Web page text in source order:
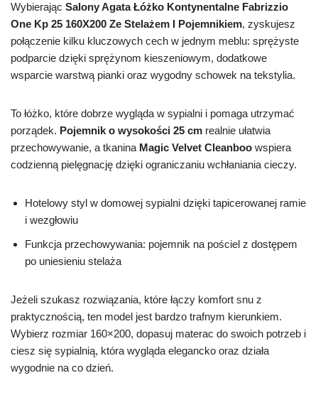
Wybierając Salony Agata Łóżko Kontynentalne Fabrizzio
One Kp 25 160X200 Ze Stelażem I Pojemnikiem, zyskujesz
połączenie kilku kluczowych cech w jednym meblu: sprężyste
podparcie dzięki sprężynom kieszeniowym, dodatkowe
wsparcie warstwą pianki oraz wygodny schowek na tekstylia.
To łóżko, które dobrze wygląda w sypialni i pomaga utrzymać
porządek. Pojemnik o wysokości 25 cm realnie ułatwia
przechowywanie, a tkanina Magic Velvet Cleanboo wspiera
codzienną pielęgnację dzięki ograniczaniu wchłaniania cieczy.
Hotelowy styl w domowej sypialni dzięki tapicerowanej ramie
i wezgłowiu
Funkcja przechowywania: pojemnik na pościel z dostępem
po uniesieniu stelaża
Jeżeli szukasz rozwiązania, które łączy komfort snu z
praktycznością, ten model jest bardzo trafnym kierunkiem.
Wybierz rozmiar 160×200, dopasuj materac do swoich potrzeb i
ciesz się sypialnią, która wygląda elegancko oraz działa
wygodnie na co dzień.